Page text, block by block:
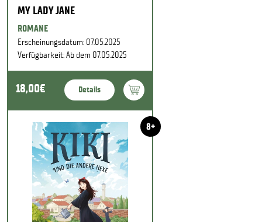
MY LADY JANE
ROMANE
Erscheinungsdatum: 07.05.2025
Verfügbarkeit: Ab dem 07.05.2025
18,00€ Details
8+